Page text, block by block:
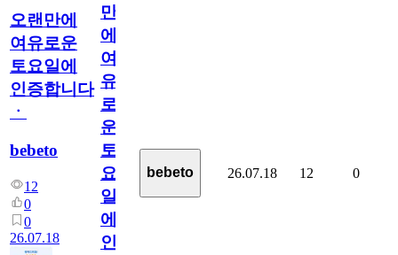
오랜만에
여유로운
토요일에
인증합니다
ㆍ
bebeto
12
0
0
26.07.18
만
에
여
유
로
운
토
요
일
에
인
bebeto 26.07.18 12 0